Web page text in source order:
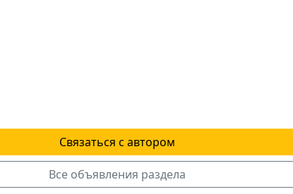
Связаться с автором
Все объявления раздела